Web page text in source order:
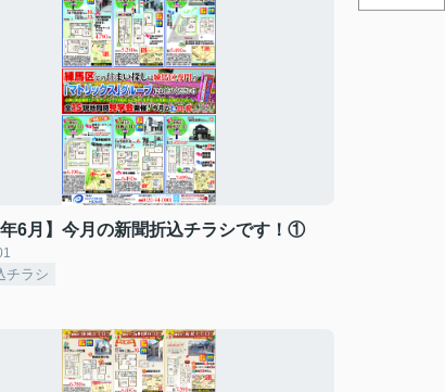
年6月】今月の新聞折込チラシです！①
チラシ